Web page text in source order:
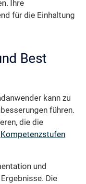
Ihre
für die Einhaltung
Best
kann zu
führen.
die die
Kompetenzstufen
und
Die